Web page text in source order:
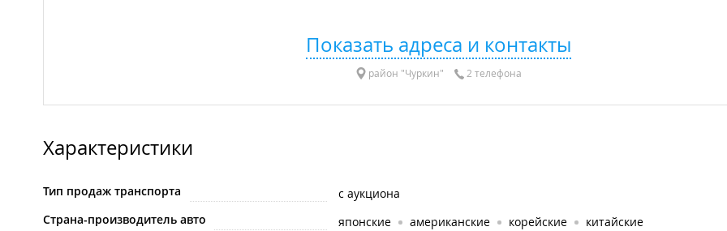
Показать адреса и контакты
район "Чуркин" 2 телефона
Характеристики
Тип продаж транспорта
с аукциона
Страна-производитель авто
японские американские корейские
китайские